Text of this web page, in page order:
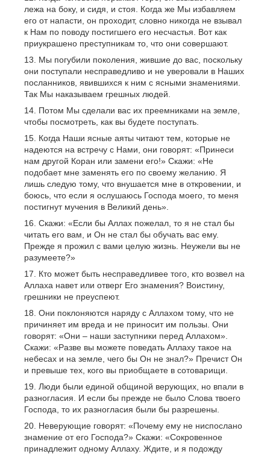
лежа на боку, и сидя, и стоя. Когда же Мы избавляем
его от напасти, он проходит, словно никогда не взывал
к Нам по поводу постигшего его несчастья. Вот как
приукрашено преступникам то, что они совершают.
Мы погубили поколения, жившие до вас, поскольку
они поступали несправедливо и не уверовали в Наших
посланников, явившихся к ним с ясными знамениями.
Так Мы наказываем грешных людей.
Потом Мы сделали вас их преемниками на земле,
чтобы посмотреть, как вы будете поступать.
Когда Наши ясные аяты читают тем, которые не
надеются на встречу с Нами, они говорят: «Принеси
нам другой Коран или замени его!» Скажи: «Не
подобает мне заменять его по своему желанию. Я
лишь следую тому, что внушается мне в откровении, и
боюсь, что если я ослушаюсь Господа моего, то меня
постигнут мучения в Великий день».
Скажи: «Если бы Аллах пожелал, то я не стал бы
читать его вам, и Он не стал бы обучать вас ему.
Прежде я прожил с вами целую жизнь. Неужели вы не
разумеете?»
Кто может быть несправедливее того, кто возвел на
Аллаха навет или отверг Его знамения? Воистину,
грешники не преуспеют.
Они поклоняются наряду с Аллахом тому, что не
причиняет им вреда и не приносит им пользы. Они
говорят: «Они – наши заступники перед Аллахом».
Скажи: «Разве вы можете поведать Аллаху такое на
небесах и на земле, чего бы Он не знал?» Пречист Он
и превыше тех, кого вы приобщаете в сотоварищи.
Люди были единой общиной верующих, но впали в
разногласия. И если бы прежде не было Слова твоего
Господа, то их разногласия были бы разрешены.
Неверующие говорят: «Почему ему не ниспослано
знамение от его Господа?» Скажи: «Сокровенное
принадлежит одному Аллаху. Ждите, и я подожду